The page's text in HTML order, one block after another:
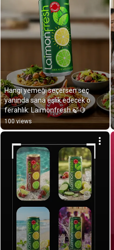
Hangi yemeği seçersen seç
yanında sana eşlik edecek o
ferahlık: Laimonfresh 🍃🍋
100 views